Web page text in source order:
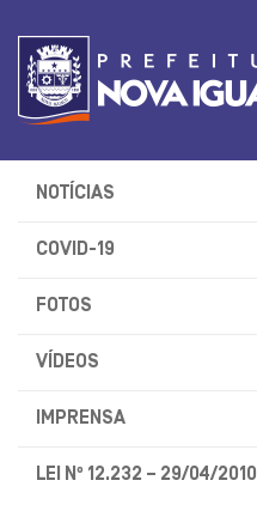
NOTÍCIAS
COVID-19
FOTOS
VÍDEOS
IMPRENSA
LEI Nº 12.232 – 29/04/2010